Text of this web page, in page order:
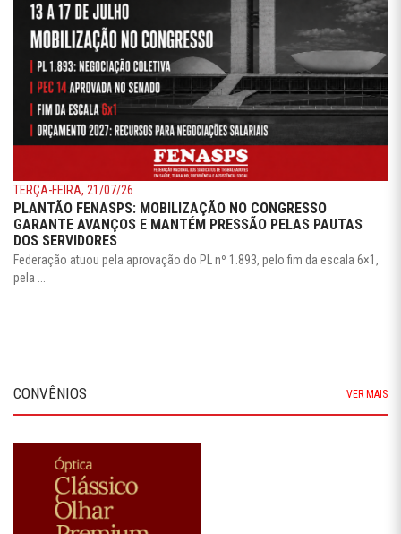
TERÇA-FEIRA, 21/07/26
PLANTÃO FENASPS: MOBILIZAÇÃO NO CONGRESSO
GARANTE AVANÇOS E MANTÉM PRESSÃO PELAS PAUTAS
DOS SERVIDORES
Federação atuou pela aprovação do PL nº 1.893, pelo fim da escala 6×1,
pela ...
CONVÊNIOS VER MAIS